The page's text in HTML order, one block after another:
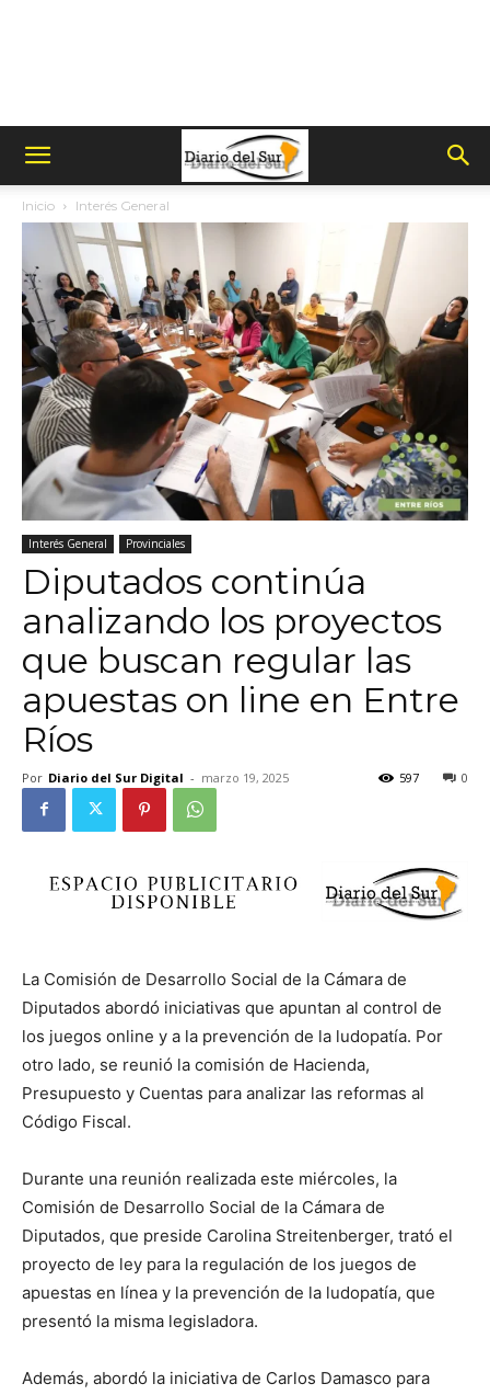
Inicio Interés General
Interés General Provinciales
Diputados continúa
analizando los proyectos
que buscan regular las
apuestas on line en Entre
Ríos
Por Diario del Sur Digital - marzo 19, 2025 0
597
La Comisión de Desarrollo Social de la Cámara de
Diputados abordó iniciativas que apuntan al control de
los juegos online y a la prevención de la ludopatía. Por
otro lado, se reunió la comisión de Hacienda,
Presupuesto y Cuentas para analizar las reformas al
Código Fiscal.
Durante una reunión realizada este miércoles, la
Comisión de Desarrollo Social de la Cámara de
Diputados, que preside Carolina Streitenberger, trató el
proyecto de ley para la regulación de los juegos de
apuestas en línea y la prevención de la ludopatía, que
presentó la misma legisladora.
Además, abordó la iniciativa de Carlos Damasco para